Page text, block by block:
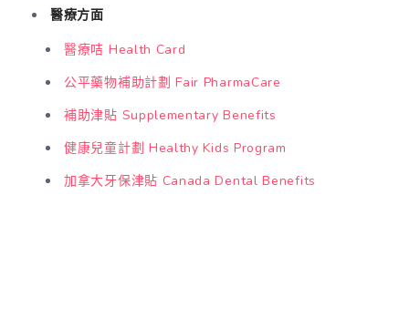
醫療方面
醫療咭 Health Card
公平藥物補助計劃 Fair PharmaCare
補助津貼 Supplementary Benefits
健康兒童計劃 Healthy Kids Program
加拿大牙保津貼 Canada Dental Benefits